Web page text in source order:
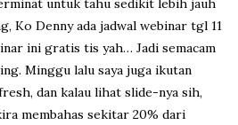
untuk tahu sedikit lebih jauh
Ko Denny ada jadwal webinar tgl 11
ini gratis tis yah… Jadi semacam
Minggu lalu saya juga ikutan
dan kalau lihat slide-nya sih,
membahas sekitar 20% dari